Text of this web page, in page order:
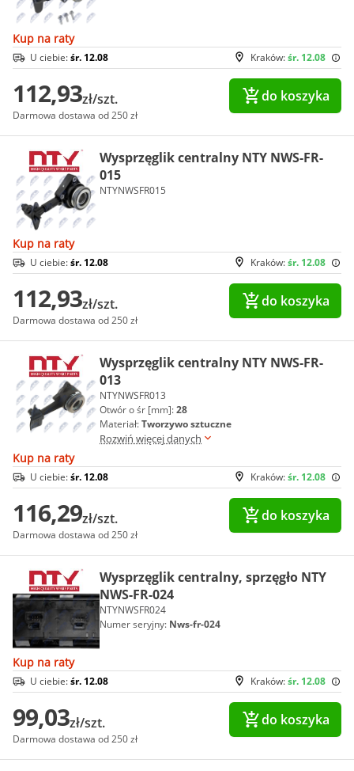
Kup na raty
Kraków:śr. 12.08
U ciebie:śr. 12.08
112,93zł/szt.
Darmowa dostawa od 250 zł
do koszyka
Wysprzęglik centralny NTY NWS-FR-
015
NTYNWSFR015
Kup na raty
Kraków:śr. 12.08
U ciebie:śr. 12.08
112,93zł/szt.
Darmowa dostawa od 250 zł
do koszyka
Wysprzęglik centralny NTY NWS-FR-
013
NTYNWSFR013
Otwór o śr [mm]:28
Materiał:Tworzywo sztuczne
Rozwiń więcej danych
Kup na raty
Kraków:śr. 12.08
U ciebie:śr. 12.08
116,29zł/szt.
Darmowa dostawa od 250 zł
do koszyka
Wysprzęglik centralny, sprzęgło NTY
NWS-FR-024
NTYNWSFR024
Numer seryjny: Nws-fr-024
Kup na raty
Kraków:śr. 12.08
U ciebie:śr. 12.08
99,03zł/szt.
Darmowa dostawa od 250 zł
do koszyka